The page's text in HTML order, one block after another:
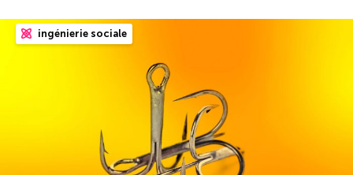
ingénierie sociale